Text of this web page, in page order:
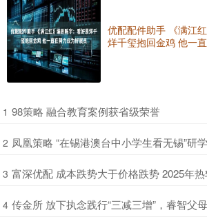
优配配件助手 《满江
烊千玺抱回金鸡 他一
1 ​98策略 融合教育案例获省级荣誉
2 凤凰策略 “在锡港澳台中小学生看无锡”研
3 富深优配 成本跌势大于价格跌势 2025年
4 传金所 放下执念践行“三减三增”，睿智父